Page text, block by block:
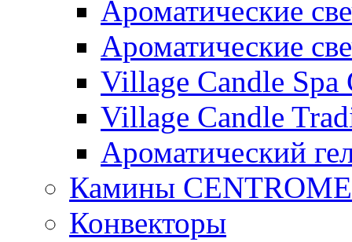
Ароматические
Ароматические
Village Candle Spa
Village Candle
Ароматический
Камины
Конвекторы